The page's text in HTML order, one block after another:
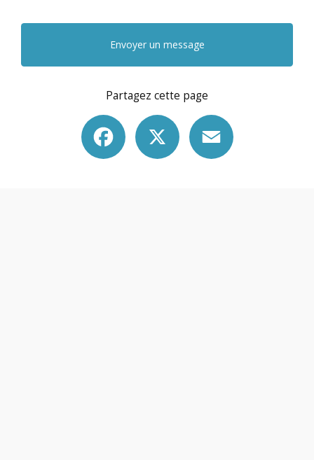
Envoyer un message
Partagez cette page
Facebook